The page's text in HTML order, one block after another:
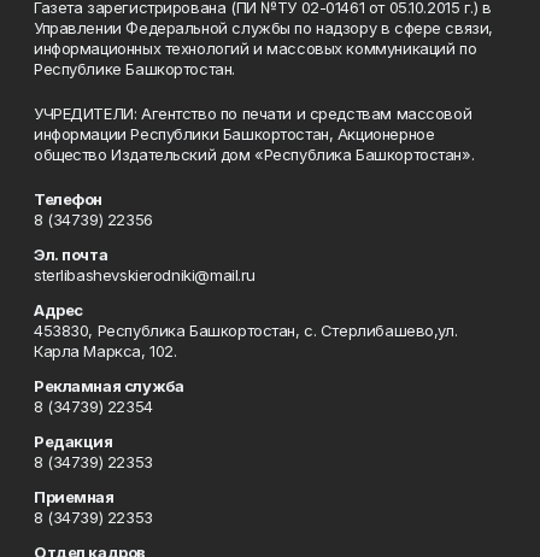
Газета зарегистрирована (ПИ №ТУ 02-01461 от 05.10.2015 г.) в
Управлении Федеральной службы по надзору в сфере связи,
информационных технологий и массовых коммуникаций по
Республике Башкортостан.
УЧРЕДИТЕЛИ: Агентство по печати и средствам массовой
информации Республики Башкортостан, Акционерное
общество Издательский дом «Республика Башкортостан».
Телефон
8 (34739) 22356
Эл. почта
sterlibashevskierodniki@mail.ru
Адрес
453830, Республика Башкортостан, c. Стерлибашево,ул.
Карла Маркса, 102.
Рекламная служба
8 (34739) 22354
Редакция
8 (34739) 22353
Приемная
8 (34739) 22353
Отдел кадров